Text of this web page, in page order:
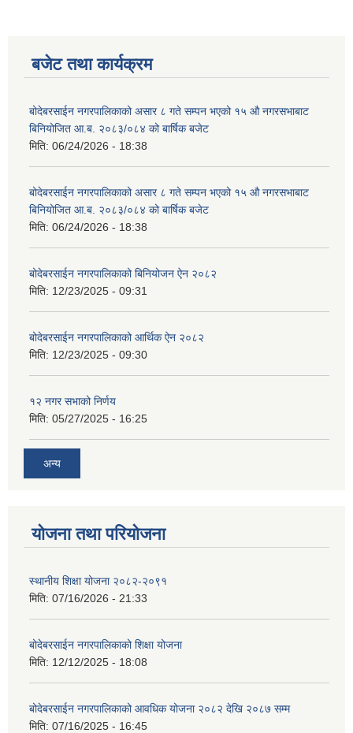
बजेट तथा कार्यक्रम
बोदेबरसाईन नगरपालिकाको असार ८ गते सम्पन भएको १५ ‍‍‍औ नगरसभाबाट
बिनियोजित आ.ब. २०८३/०८४ को बार्षिक बजेट
मिति: 06/24/2026 - 18:38
बोदेबरसाईन नगरपालिकाको असार ८ गते सम्पन भएको १५ ‍‍‍औ नगरसभाबाट
बिनियोजित आ.ब. २०८३/०८४ को बार्षिक बजेट
मिति: 06/24/2026 - 18:38
बोदेबरसाईन नगरपालिकाको बिनियोजन ऐन २०८२
मिति: 12/23/2025 - 09:31
बोदेबरसाईन नगरपालिकाको आर्थिक ऐन २०८२
मिति: 12/23/2025 - 09:30
१२ नगर सभाको निर्णय
मिति: 05/27/2025 - 16:25
अन्य
योजना तथा परियोजना
स्थानीय शिक्षा योजना २०८२-२०९१
मिति: 07/16/2026 - 21:33
बोदेबरसाईन नगरपालिकाको शिक्षा योजना
मिति: 12/12/2025 - 18:08
बोदेबरसाईन नगरपालिकाको आवधिक योजना २०८२ देखि २०८७ सम्म
मिति: 07/16/2025 - 16:45